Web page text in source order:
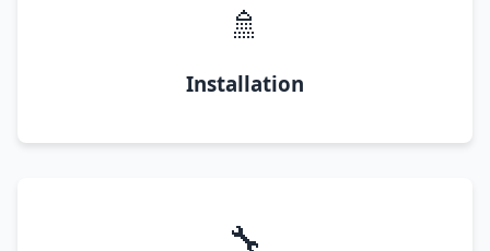
🚿
Installation
🔧